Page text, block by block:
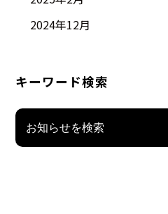
2024年12月
キーワード検索